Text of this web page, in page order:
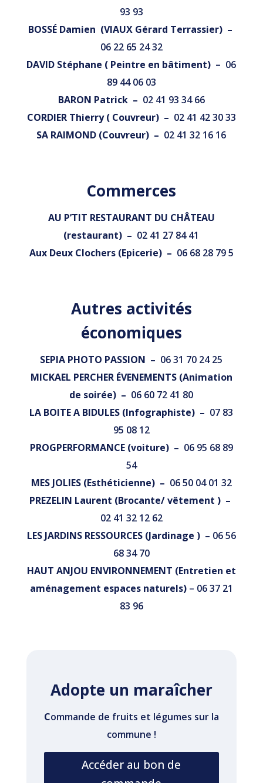
93 93
BOSSÉ Damien (VIAUX Gérard Terrassier) –
06 22 65 24 32
DAVID Stéphane ( Peintre en bâtiment) – 06
89 44 06 03
BARON Patrick – 02 41 93 34 66
CORDIER Thierry ( Couvreur) – 02 41 42 30 33
SA RAIMOND (Couvreur) – 02 41 32 16 16
Commerces
AU P’TIT RESTAURANT DU CHÂTEAU
(restaurant) – 02 41 27 84 41
Aux Deux Clochers (Epicerie) – 06 68 28 79 5
Autres activités
économiques
SEPIA PHOTO PASSION – 06 31 70 24 25
MICKAEL PERCHER ÉVENEMENTS (Animation
de soirée) – 06 60 72 41 80
LA BOITE A BIDULES (Infographiste) – 07 83
95 08 12
PROGPERFORMANCE (voiture) – 06 95 68 89
54
MES JOLIES (Esthéticienne) – 06 50 04 01 32
PREZELIN Laurent (Brocante/ vêtement ) –
02 41 32 12 62
LES JARDINS RESSOURCES (Jardinage ) – 06 56
68 34 70
HAUT ANJOU ENVIRONNEMENT (Entretien et
aménagement espaces naturels)– 06 37 21
83 96
Adopte un maraîcher
Commande de fruits et légumes sur la
commune !
Accéder au bon de